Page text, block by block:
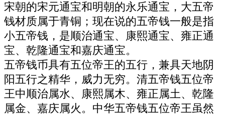
宋朝的宋元通宝和明朝的永乐通宝，大五帝
钱材质属于青铜；现在说的五帝钱一般是指
小五帝钱，是顺治通宝、康熙通宝、雍正通
宝、乾隆通宝和嘉庆通宝。
五帝钱币具有五位帝王的五行，兼具天地阴
阳五行之精华，威力无穷。清五帝钱五位帝
王中顺治属水、康熙属木、雍正属土、乾隆
属金、嘉庆属火。中华五帝钱五位帝王虽然